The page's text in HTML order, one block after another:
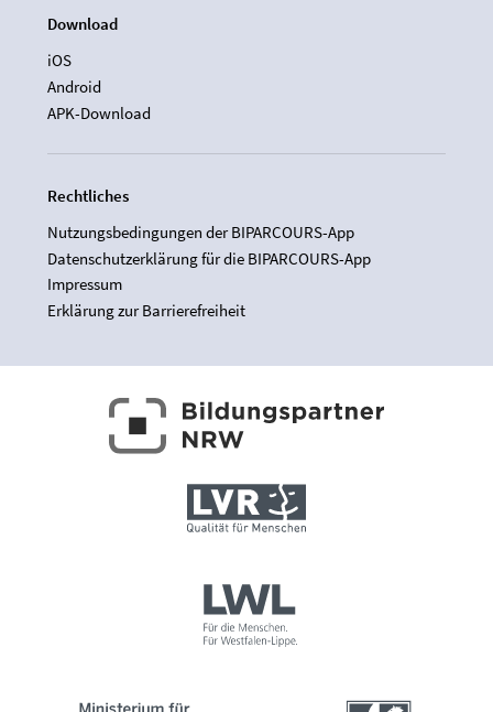
Download
iOS
Android
APK-Download
Rechtliches
Nutzungsbedingungen der BIPARCOURS-App
Datenschutzerklärung für die BIPARCOURS-App
Impressum
Erklärung zur Barrierefreiheit